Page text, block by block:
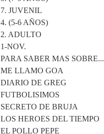
7. JUVENIL
4. (5-6 AÑOS)
2. ADULTO
1-NOV.
PARA SABER MAS SOBRE...
ME LLAMO GOA
DIARIO DE GREG
FUTBOLISIMOS
SECRETO DE BRUJA
LOS HEROES DEL TIEMPO
EL POLLO PEPE